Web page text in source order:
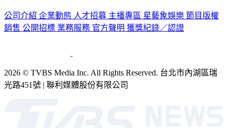
公司介紹 企業動態 人才招募 主播專區 星藝象娛樂 節目版權
銷售 公開招標 業務服務 官方聲明 獲獎紀錄／認證
2026 © TVBS Media Inc. All Rights Reserved. 台北市內湖區瑞
光路451號 | 聯利媒體股份有限公司